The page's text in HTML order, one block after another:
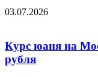
03.07.2026
Курс юаня на
рубля